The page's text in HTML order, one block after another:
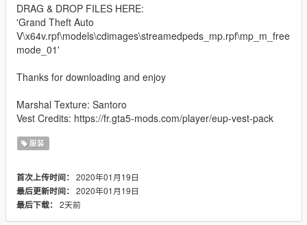
DRAG & DROP FILES HERE:
'Grand Theft Auto
V\x64v.rpf\models\cdimages\streamedpeds_mp.rpf\mp_m_free
mode_01'
Thanks for downloading and enjoy
Marshal Texture: Santoro
Vest Credits: https://fr.gta5-mods.com/player/eup-vest-pack
服装
首次上传时间： 2020年01月19日
最后更新时间： 2020年01月19日
最后下载： 2天前